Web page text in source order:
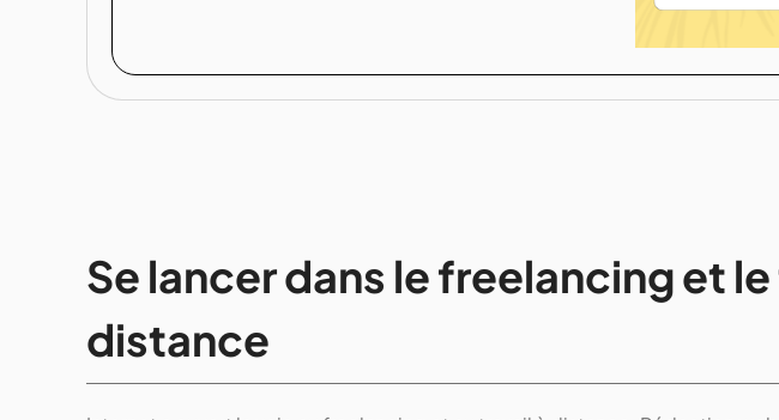
Se lancer dans le freelancing et
distance